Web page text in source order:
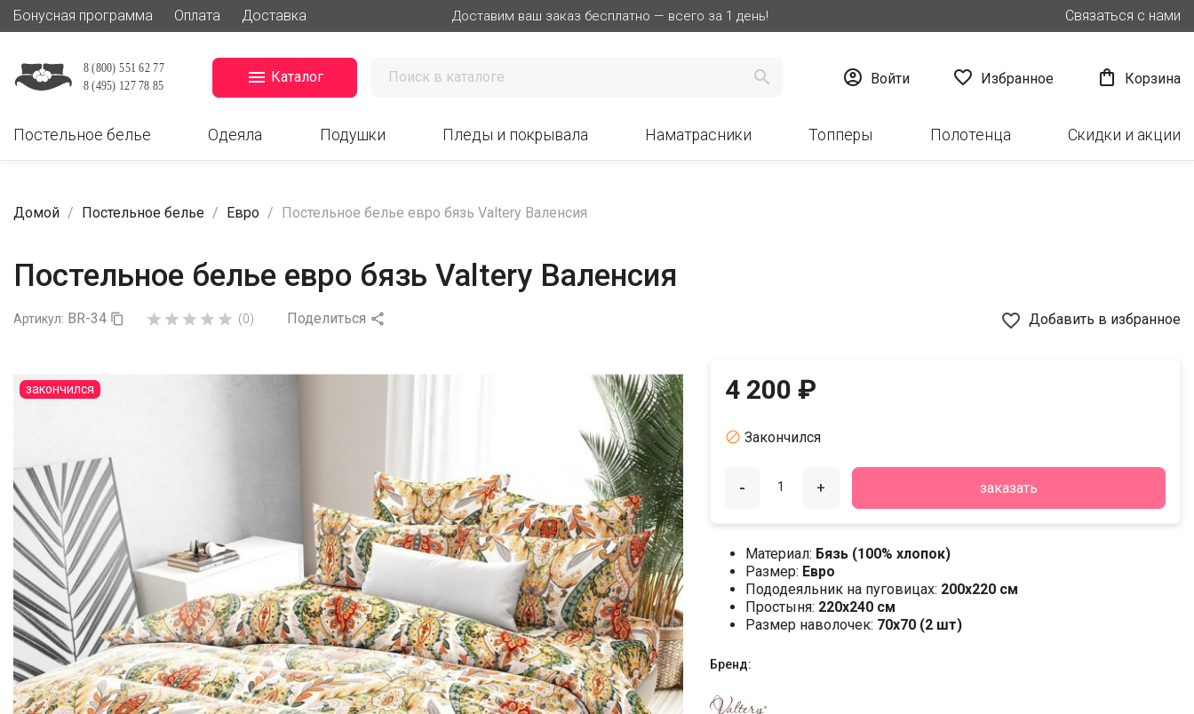
Бонусная программа Оплата Доставка Доставим ваш заказ бесплатно — всего за 1 день! Связаться с нами
 Каталог   Войти  Избранное  Корзина
Постельное белье Одеяла Подушки Пледы и покрывала Наматрасники Топперы Полотенца Скидки и акции
Домой Постельное белье Евро Постельное белье евро бязь Valtery Валенсия
Постельное белье евро бязь Valtery Валенсия
Артикул: BR-34       (0) Поделиться  favorite_border Добавить в избранное
закончился 4 200 ₽
 Закончился
- + заказать
Материал: Бязь (100% хлопок)
Размер: Евро
Пододеяльник на пуговицах: 200х220 см
Простыня: 220х240 см
Размер наволочек: 70x70 (2 шт)
Бренд: